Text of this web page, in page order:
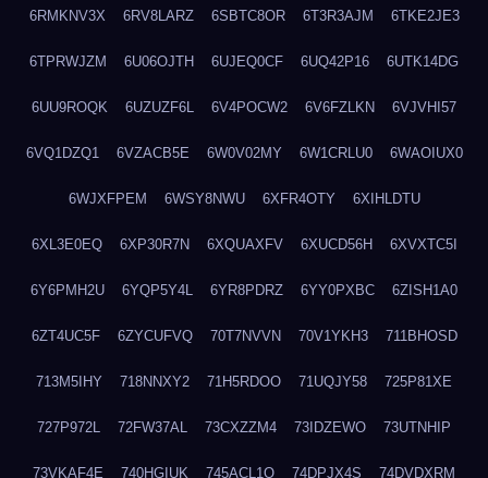
6RMKNV3X 6RV8LARZ 6SBTC8OR 6T3R3AJM 6TKE2JE3
6TPRWJZM 6U06OJTH 6UJEQ0CF 6UQ42P16 6UTK14DG
6UU9ROQK 6UZUZF6L 6V4POCW2 6V6FZLKN 6VJVHI57
6VQ1DZQ1 6VZACB5E 6W0V02MY 6W1CRLU0 6WAOIUX0
6WJXFPEM 6WSY8NWU 6XFR4OTY 6XIHLDTU
6XL3E0EQ 6XP30R7N 6XQUAXFV 6XUCD56H 6XVXTC5I
6Y6PMH2U 6YQP5Y4L 6YR8PDRZ 6YY0PXBC 6ZISH1A0
6ZT4UC5F 6ZYCUFVQ 70T7NVVN 70V1YKH3 711BHOSD
713M5IHY 718NNXY2 71H5RDOO 71UQJY58 725P81XE
727P972L 72FW37AL 73CXZZM4 73IDZEWO 73UTNHIP
73VKAF4E 740HGIUK 745ACL1O 74DPJX4S 74DVDXRM